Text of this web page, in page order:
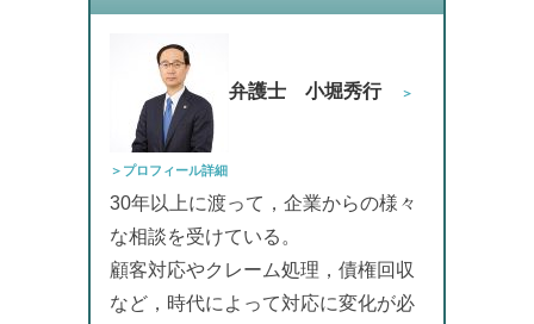
弁護士 小堀秀行 ＞
＞プロフィール詳細
30年以上に渡って，企業からの様々
な相談を受けている。
顧客対応やクレーム処理，債権回収
など，時代によって対応に変化が必